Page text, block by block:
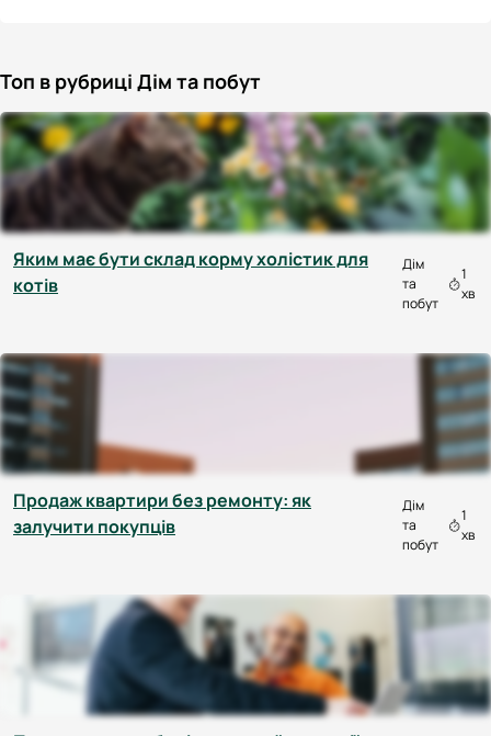
Топ в рубриці Дім та побут
Яким має бути склад корму холістик для
котів
Дім
та
побут
1
хв
Продаж квартири без ремонту: як
залучити покупців
Дім
та
побут
1
хв